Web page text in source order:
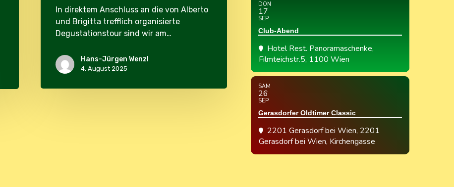
In direktem Anschluss an die von Alberto
und Brigitta trefflich organisierte
Degustationstour sind wir am…
Hans-Jürgen Wenzl
4. August 2025
DON
17
SEP
Club-Abend
Hotel Rest. Panoramaschenke,
Filmteichstr.5, 1100 Wien
SAM
26
SEP
Gerasdorfer Oldtimer Classic
2201 Gerasdorf bei Wien, 2201
Gerasdorf bei Wien, Kirchengasse